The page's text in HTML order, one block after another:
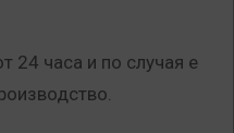
24 часа и по случая е